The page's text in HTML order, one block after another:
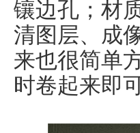
镶边孔；材
清图层、成
来也很简单
时卷起来即可